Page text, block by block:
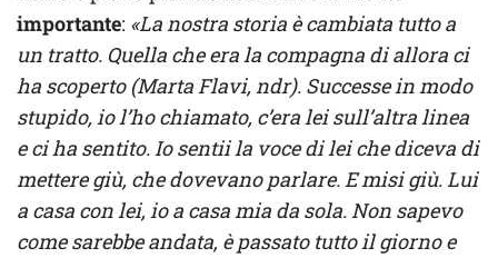
importante: «La nostra storia è cambiata tutto a
un tratto. Quella che era la compagna di allora ci
ha scoperto (Marta Flavi, ndr). Successe in modo
stupido, io l’ho chiamato, c’era lei sull’altra linea
e ci ha sentito. Io sentii la voce di lei che diceva di
mettere giù, che dovevano parlare. E misi giù. Lui
a casa con lei, io a casa mia da sola. Non sapevo
come sarebbe andata, è passato tutto il giorno e